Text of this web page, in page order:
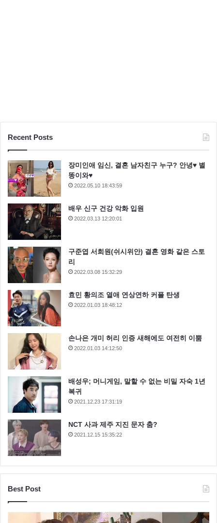
Recent Posts
장미인애 임신, 결혼 남자친구 누구? 안녕♥ 별
똥이와♥
2022.05.10 18:43:59
배우 신구 건강 악화 입원
2022.03.13 12:20:01
구준엽 서희원(쉬시위안) 결혼 영화 같은 스토
리
2022.03.08 15:32:29
효민 황의조 열애 연상연하 커플 탄생
2022.01.03 18:48:12
손나은 개미 허리 인증 새해에도 여전히 이뿜
2022.01.03 14:12:50
배성우; 머니게임, 말할 수 없는 비밀 자숙 1년
복귀
2021.12.23 17:31:19
NCT 사과 제주 지진 문자 춤?
2021.12.15 15:35:22
Best Post